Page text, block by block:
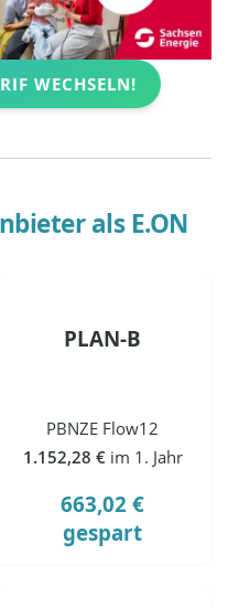
WECHSELN!
als E.ON
PLAN-B
PBNZE Flow12
1.152,28 € im 1. Jahr
663,02 €
gespart